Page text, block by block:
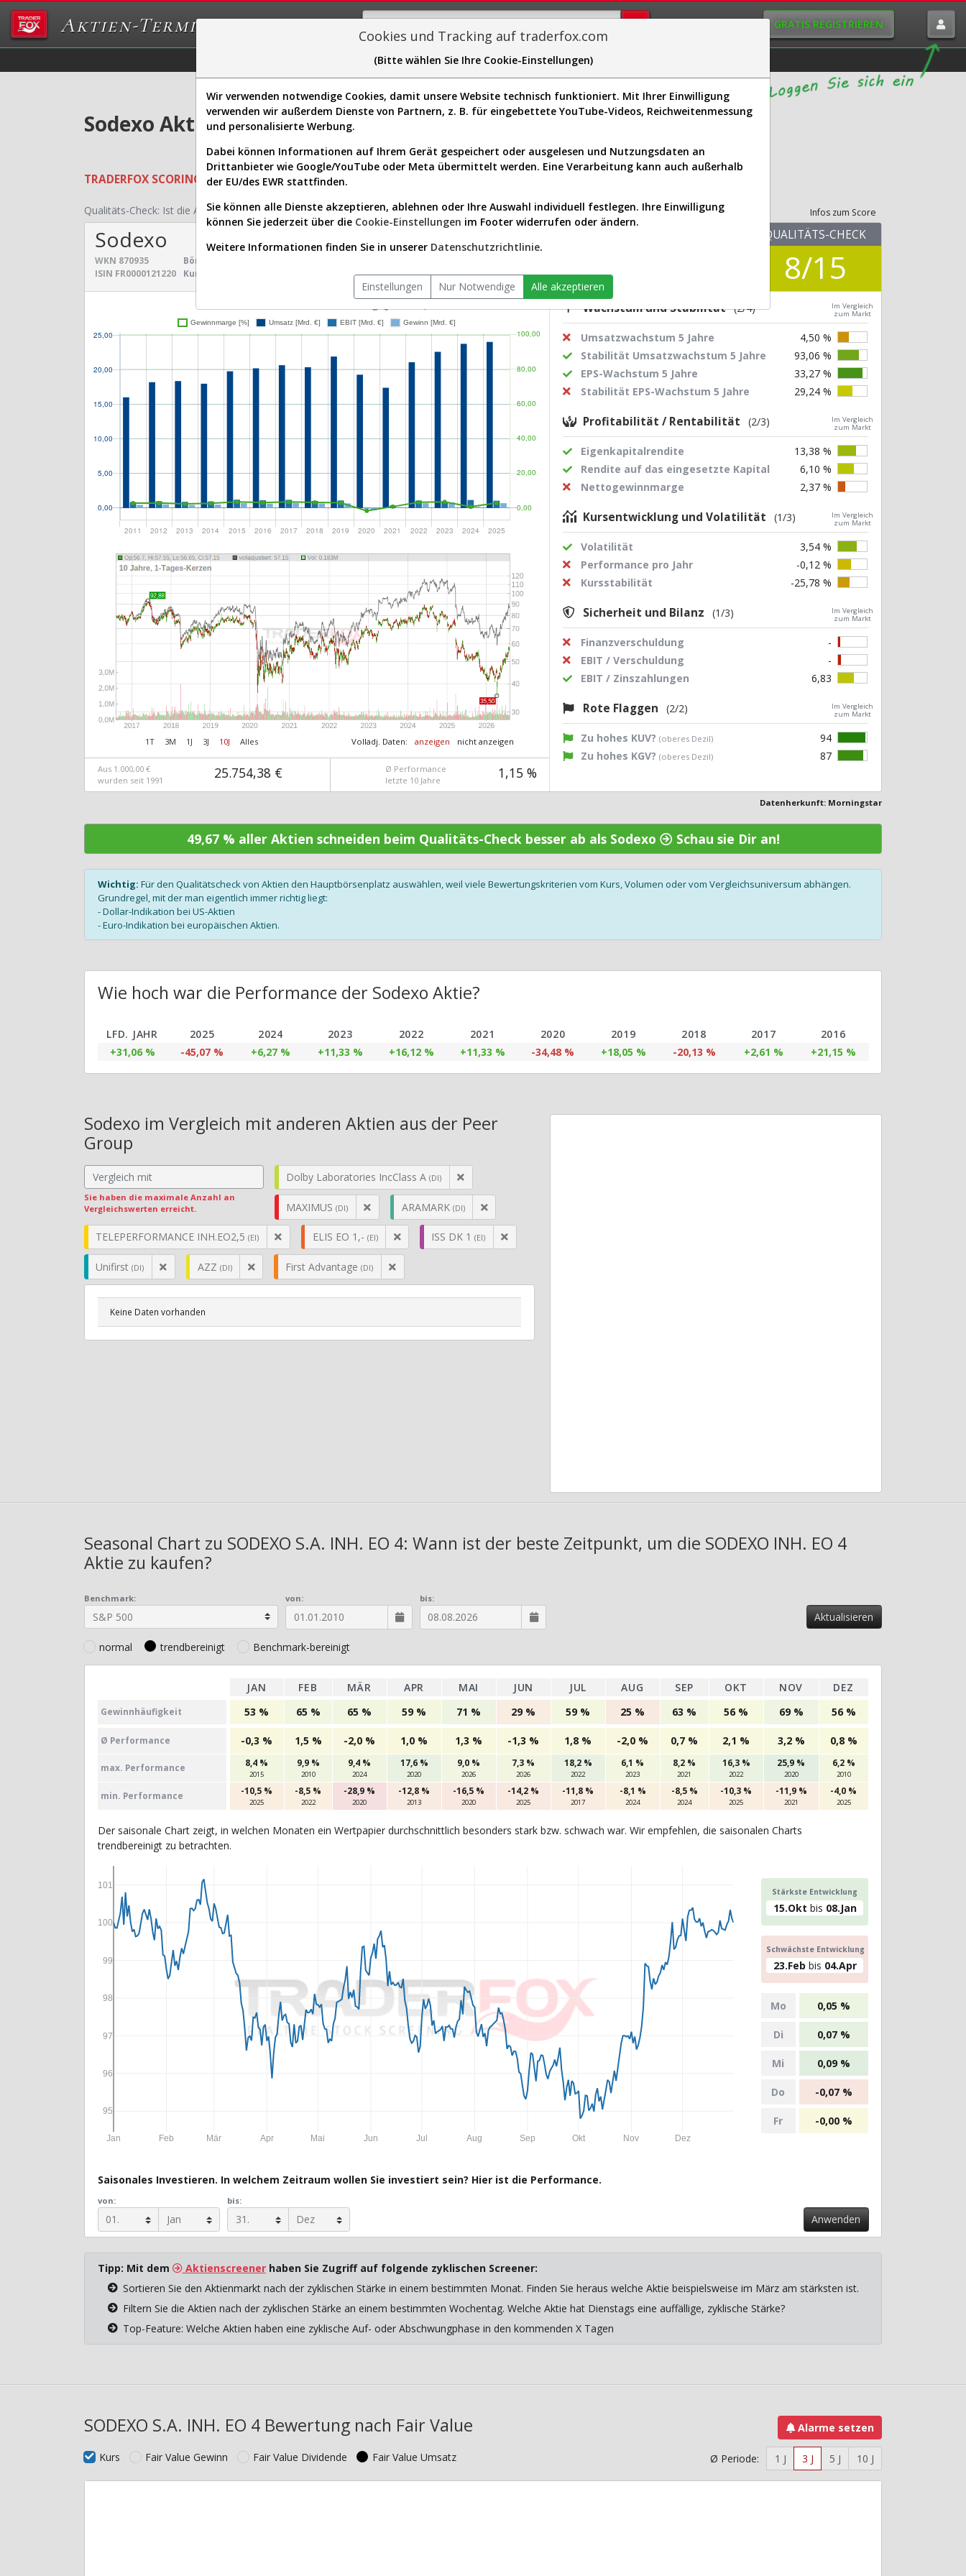
Aktien-Terminal GRATIS REGISTRIEREN
Sector-Spider Easy-Scan Visualizations
Sodexo Aktie: Realtime-Kurs & Analyse (870935 | SJ7)
TRADERFOX SCORING SYSTEMS: Qualitäts-Check
Qualitäts-Check: Ist die Aktie zum Investieren geeignet? Infos zum Score
Sodexo
WKN 870935
ISIN FR0000121220
Börsenwert:
Kurs:
Universum: Europa 300 (v)
4,66 %
QUALITÄTS-CHECK
8/15
Wachstum und Stabilität (2/4)
Im Vergleich
zum Markt
Umsatzwachstum 5 Jahre
4,50 %
Stabilität Umsatzwachstum 5 Jahre
93,06 %
EPS-Wachstum 5 Jahre
33,27 %
Stabilität EPS-Wachstum 5 Jahre
29,24 %
Profitabilität / Rentabilität (2/3)
Im Vergleich
zum Markt
Eigenkapitalrendite
13,38 %
Rendite auf das eingesetzte Kapital
6,10 %
Nettogewinnmarge
2,37 %
Kursentwicklung und Volatilität (1/3)
Im Vergleich
zum Markt
Volatilität
3,54 %
Performance pro Jahr
-0,12 %
Kursstabilität
-25,78 %
Sicherheit und Bilanz (1/3)
Im Vergleich
zum Markt
Finanzverschuldung
-
EBIT / Verschuldung
-
EBIT / Zinszahlungen
6,83
Rote Flaggen (2/2)
Im Vergleich
zum Markt
Zu hohes KUV?(oberes Dezil)
94
Zu hohes KGV?(oberes Dezil) 87
1T 3M 1J 3J 10J Alles Volladj. Daten: anzeigen nicht anzeigen
Aus 1.000,00 €
wurden seit 1991
25.754,38 €
Ø Performance
letzte 10 Jahre
1,15 %
Datenherkunft: Morningstar
49,67 % aller Aktien schneiden beim Qualitäts-Check besser ab als Sodexo Schau sie Dir an!
Wichtig: Für den Qualitätscheck von Aktien den Hauptbörsenplatz auswählen, weil viele Bewertungskriterien vom Kurs, Volumen oder vom Vergleichsuniversum abhängen.
Grundregel, mit der man eigentlich immer richtig liegt:
- Dollar-Indikation bei US-Aktien
- Euro-Indikation bei europäischen Aktien.
Wie hoch war die Performance der Sodexo Aktie?
LFD. JAHR 2025 2024 2023 2022 2021 2020 2019 2018 2017
2016
+31,06 %
-45,07 % +6,27 % +11,33 % +16,12 % +11,33 % -34,48 % +18,05 % -20,13 % +2,61 % +21,15 %
Sodexo im Vergleich mit anderen Aktien aus der Peer
Group
Sie haben die maximale Anzahl an
Vergleichswerten erreicht.
Dolby Laboratories IncClass A (DI)
MAXIMUS (DI) ARAMARK (DI)
TELEPERFORMANCE INH.EO2,5 (EI) ELIS EO 1,- (EI) ISS DK 1 (EI)
Unifirst (DI) AZZ (DI) First Advantage (DI)
Keine Daten vorhanden
Seasonal Chart zu SODEXO S.A. INH. EO 4: Wann ist der beste Zeitpunkt, um die SODEXO INH. EO 4
Aktie zu kaufen?
Benchmark: von: bis:
normal trendbereinigt Benchmark-bereinigt
JAN FEB MÄR APR MAI JUN JUL AUG SEP OKT NOV DEZ
Gewinn­häufig­keit 53 % 65 % 65 % 59 % 71 % 29 % 59 % 25 % 63 % 56 % 69 % 56 %
Ø Perfor­mance -0,3 % 1,5 % -2,0 % 1,0 % 1,3 % -1,3 % 1,8 % -2,0 % 0,7 % 2,1 % 3,2 % 0,8 %
max. Per­for­mance 8,4 %
2015
9,9 %
2010
9,4 %
2024
17,6 %
2020
9,0 %
2026
7,3 %
2026
18,2 %
2022
6,1 %
2023
8,2 %
2021
16,3 %
2022
25,9 %
2020
6,2 %
2010
min. Per­for­mance -10,5 %
2025
-8,5 %
2022
-28,9 %
2020
-12,8 %
2013
-16,5 %
2020
-14,2 %
2025
-11,8 %
2017
-8,1 %
2024
-8,5 %
2024
-10,3 %
2025
-11,9 %
2021
-4,0 %
2025
Der saisonale Chart zeigt, in welchen Monaten ein Wertpapier durchschnittlich besonders stark bzw. schwach war. Wir empfehlen, die saisonalen Charts
trendbereinigt zu betrachten.
Jan Feb Mär Apr Mai Jun Jul Aug Sep Okt Nov Dez
95
96
97
98
99
100
101
Stärkste Entwicklung
15.Okt bis 08.Jan
Schwächste Entwicklung
23.Feb bis 04.Apr
Mo 0,05 %
Di 0,07 %
Mi 0,09 %
Do -0,07 %
Fr -0,00 %
Saisonales Investieren. In welchem Zeitraum wollen Sie investiert sein? Hier ist die Performance.
von: bis:
Tipp: Mit dem Aktienscreenerhaben Sie Zugriff auf folgende zyklischen Screener:
Sortieren Sie den Aktienmarkt nach der zyklischen Stärke in einem bestimmten Monat. Finden Sie heraus welche Aktie beispielsweise im März am stärksten ist.
Filtern Sie die Aktien nach der zyklischen Stärke an einem bestimmten Wochentag. Welche Aktie hat Dienstags eine auffällige, zyklische Stärke?
Top-Feature: Welche Aktien haben eine zyklische Auf- oder Abschwungphase in den kommenden X Tagen
SODEXO S.A. INH. EO 4 Bewertung nach Fair Value Alarme setzen
Kurs Fair Value Gewinn Fair Value Dividende Fair Value Umsatz Ø Periode: 1 J 3 J 5 J 10 J
Cookies und Tracking auf traderfox.com
(Bitte wählen Sie Ihre Cookie-Einstellungen)
Wir verwenden notwendige Cookies, damit unsere Website technisch funktioniert. Mit Ihrer Einwilligung
verwenden wir außerdem Dienste von Partnern, z. B. für eingebettete YouTube-Videos, Reichweitenmessung
und personalisierte Werbung.
Dabei können Informationen auf Ihrem Gerät gespeichert oder ausgelesen und Nutzungsdaten an
Drittanbieter wie Google/YouTube oder Meta übermittelt werden. Eine Verarbeitung kann auch außerhalb
der EU/des EWR stattfinden.
Sie können alle Dienste akzeptieren, ablehnen oder Ihre Auswahl individuell festlegen. Ihre Einwilligung
können Sie jederzeit über die Cookie-Einstellungen im Footer widerrufen oder ändern.
Weitere Informationen finden Sie in unserer Datenschutzrichtlinie.
Einstellungen Nur Notwendige Alle akzeptieren